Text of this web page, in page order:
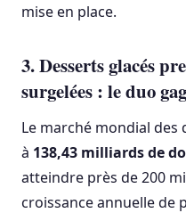
mise en place.
3. Desserts glacés
surgelées : le duo
Le marché mondial des
à 138,43 milliards de
atteindre près de 200
croissance annuelle de